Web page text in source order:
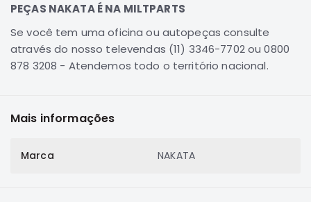
Acessórios
Airtrek
Motor
Suspensão
Transmissão
PEÇAS NAKATA É NA MILTPARTS
Se você tem uma oficina ou autopeças consulte
através do nosso televendas (11) 3346-7702 ou 0800
878 3208 - Atendemos todo o território nacional.
Mais informações
Marca NAKATA